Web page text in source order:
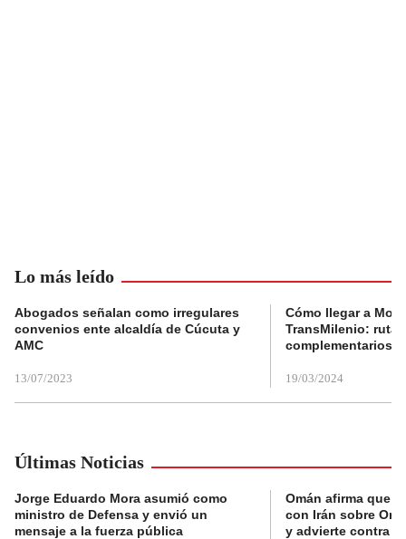
Lo más leído
Abogados señalan como irregulares
convenios ente alcaldía de Cúcuta y
AMC
13/07/2023
Cómo llegar a
TransMilenio:
complementarios
19/03/2024
Últimas Noticias
Jorge Eduardo Mora asumió como
ministro de Defensa y envió un
mensaje a la fuerza pública
Omán afirma que
con Irán sobre
y advierte contra